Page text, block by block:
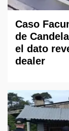
Caso
de
el dato
dealer